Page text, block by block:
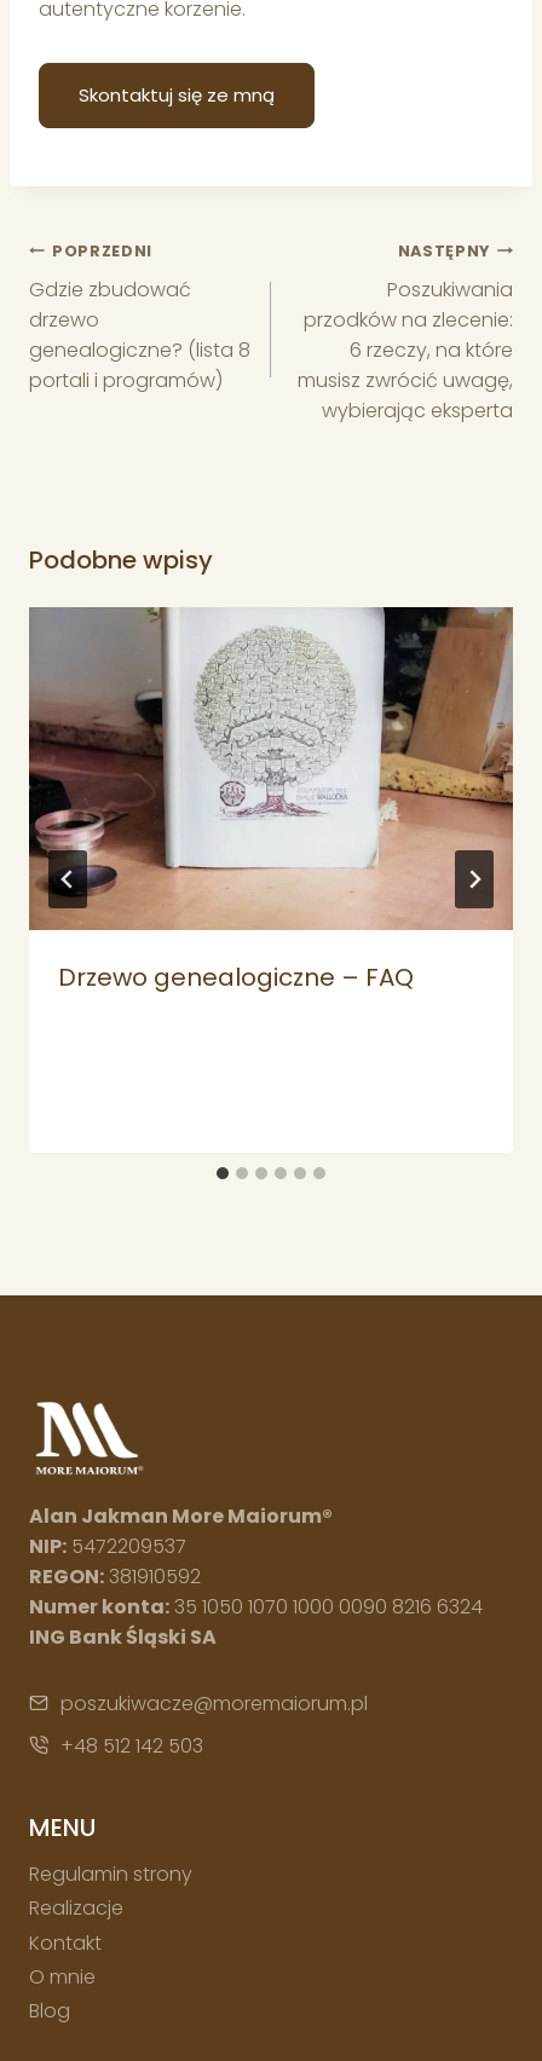
autentyczne korzenie.
Skontaktuj się ze mną
Nawigacja
wpisu
POPRZEDNI
Gdzie zbudować
drzewo
genealogiczne? (lista 8
portali i programów)
NASTĘPNY
Poszukiwania
przodków na zlecenie:
6 rzeczy, na które
musisz zwrócić uwagę,
wybierając eksperta
Podobne wpisy
Drzewo genealogiczne – FAQ
Alan Jakman More Maiorum®
NIP: 5472209537
REGON: 381910592
Numer konta: 35 1050 1070 1000 0090 8216 6324
ING Bank Śląski SA
poszukiwacze@moremaiorum.pl
+48 512 142 503
MENU
Regulamin strony
Realizacje
Kontakt
O mnie
Blog